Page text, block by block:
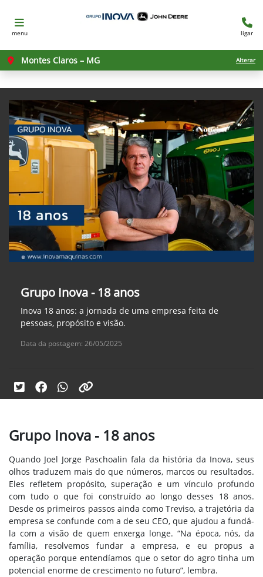
menu ligar
Montes Claros – MG Alterar
Grupo Inova - 18 anos
Inova 18 anos: a jornada de uma empresa feita de
pessoas, propósito e visão.
Data da postagem: 26/05/2025
Grupo Inova - 18 anos
Quando Joel Jorge Paschoalin fala da história da Inova, seus
olhos traduzem mais do que números, marcos ou resultados.
Eles refletem propósito, superação e um vínculo profundo
com tudo o que foi construído ao longo desses 18 anos.
Desde os primeiros passos ainda como Treviso, a trajetória da
empresa se confunde com a de seu CEO, que ajudou a fundá-
la com a visão de quem enxerga longe. “Na época, nós, da
família, resolvemos fundar a empresa, e eu propus a
operação porque entendíamos que o setor do agro tinha um
potencial enorme de crescimento no futuro”, lembra.